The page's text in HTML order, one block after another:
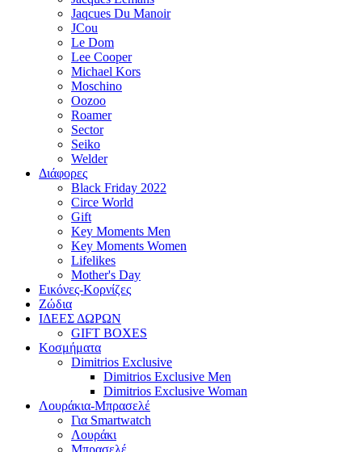
Jaqcues Du Manoir
JCou
Le Dom
Lee Cooper
Michael Kors
Moschino
Oozoo
Roamer
Sector
Seiko
Welder
Διάφορες
Black Friday 2022
Circe World
Gift
Key Moments Men
Key Moments Women
Lifelikes
Mother's Day
Εικόνες-Κορνίζες
Ζώδια
ΙΔΕΕΣ ΔΩΡΩΝ
GIFT BOXES
Κοσμήματα
Dimitrios Exclusive
Dimitrios Exclusive Men
Dimitrios Exclusive Woman
Λουράκια-Μπρασελέ
Για Smartwatch
Λουράκι
Μπρασελέ